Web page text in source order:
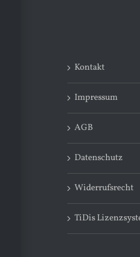
Kontakt
Impressum
AGB
Datenschutz
Widerrufsrecht
TiDis